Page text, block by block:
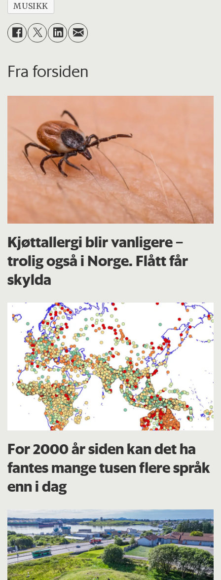
MUSIKK
Fra forsiden
Kjøttallergi blir vanligere –
trolig også i Norge. Flått får
skylda
For 2000 år siden kan det ha
fantes mange tusen flere språk
enn i dag